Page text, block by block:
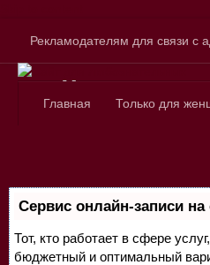
Рекламодателям для связи с
Сайт для
Главная Только для
Сервис онлайн-записи
Тот, кто работает в сфере
бюджетный и оптимальный